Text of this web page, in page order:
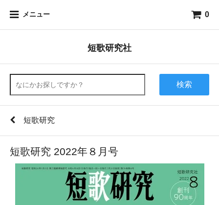
メニュー 0
短歌研究社
検索
短歌研究
短歌研究 2022年８月号